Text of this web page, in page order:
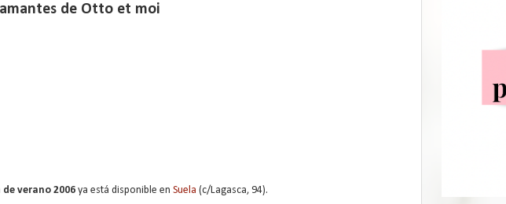
de Otto et moi
de verano 2006 ya está disponible en Suela (c/Lagasca, 94).